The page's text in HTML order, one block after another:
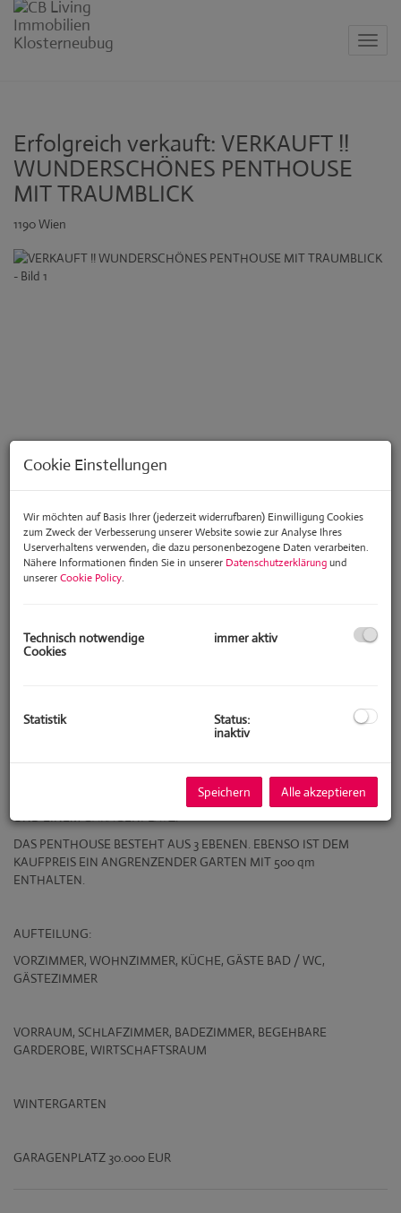
Erfolgreich verkauft: VERKAUFT !!
WUNDERSCHÖNES PENTHOUSE
MIT TRAUMBLICK
1190 Wien
DIESES PENTHOUSE VERFÜGT ÜBER EINEN UNVERBAUBAREN 360
DIESE IMMOBILIE ÜBER EINE EINZIGARTIGE LAGE, GROSSZÜGIG
ANGELEGTE ZIMMERAUFTEILUNG, GROSSE TERRASSEN, LIFT IN
DIE WOHNUNG, OFFENER KAMIN, HOCHWERTIGE MATERIALEN
UND EINEM GARAGENPLATZ.
DAS PENTHOUSE BESTEHT AUS 3 EBENEN. EBENSO IST DEM
KAUFPREIS EIN ANGRENZENDER GARTEN MIT 500 qm
ENTHALTEN.
AUFTEILUNG:
VORZIMMER, WOHNZIMMER, KÜCHE, GÄSTE BAD / WC,
GÄSTEZIMMER
VORRAUM, SCHLAFZIMMER, BADEZIMMER, BEGEHBARE
GARDEROBE, WIRTSCHAFTSRAUM
WINTERGARTEN
GARAGENPLATZ 30.000 EUR
Cookie Einstellungen
Wir möchten auf Basis Ihrer (jederzeit widerrufbaren) Einwilligung Cookies
zum Zweck der Verbesserung unserer Website sowie zur Analyse Ihres
Userverhaltens verwenden, die dazu personenbezogene Daten verarbeiten.
Nähere Informationen finden Sie in unserer Datenschutzerklärungund
unsererCookie Policy.
Technisch notwendige
Cookies
immer aktiv
Statistik
Status:
inaktiv
Speichern Alle akzeptieren